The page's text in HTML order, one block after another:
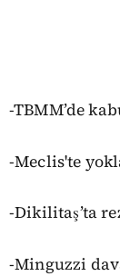
-TBMM’de
-Meclis'te
-Dikilitaş’ta
-Minguzzi